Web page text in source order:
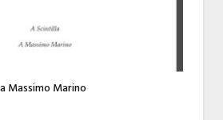
Massimo Marino